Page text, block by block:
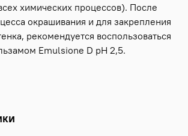
химических процессов). После
окрашивания и для закрепления
рекомендуется воспользоваться
Emulsione D рН 2,5.